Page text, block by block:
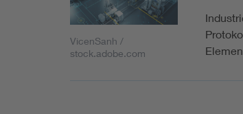
VicenSanh /
stock.adobe.com